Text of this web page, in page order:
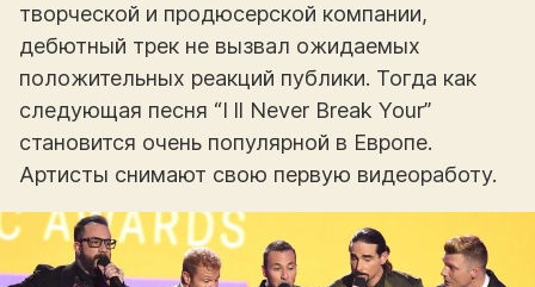
творческой и продюсерской компании,
дебютный трек не вызвал ожидаемых
положительных реакций публики. Тогда как
следующая песня “I ll Never Break Your”
становится очень популярной в Европе.
Артисты снимают свою первую видеоработу.